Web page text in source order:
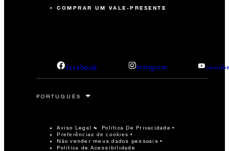
COMPRAR UM VALE-PRESENTE
facebook instagram
Aviso Legal Política De Privacidade
Preferências de cookies
Não vender meus dados pessoais
Política de Acessibilidade